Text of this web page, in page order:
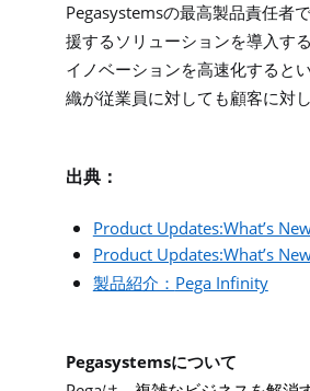
Pegasystemsの最高製品責任者
援するソリューションを導入す
イノベーションを高速化すると
織が従業員に対しても顧客に対
出典：
Product Updates:What’s
Product Updates:What’s
製品紹介： Pega Infinity
Pegasystemsについて